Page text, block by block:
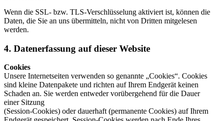
Wenn die SSL- bzw. TLS-Verschlüsselung aktiviert ist, können die
Daten, die Sie an uns übermitteln, nicht von Dritten mitgelesen
werden.
4. Datenerfassung auf dieser Website
Cookies
Unsere Internetseiten verwenden so genannte „Cookies“. Cookies
sind kleine Datenpakete und richten auf Ihrem Endgerät keinen
Schaden an. Sie werden entweder vorübergehend für die Dauer
einer Sitzung
(Session-Cookies) oder dauerhaft (permanente Cookies) auf Ihrem